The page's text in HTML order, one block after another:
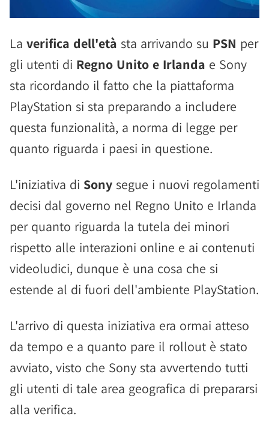
La verifica dell'età sta arrivando su PSN per
gli utenti di Regno Unito e Irlanda e Sony
sta ricordando il fatto che la piattaforma
PlayStation si sta preparando a includere
questa funzionalità, a norma di legge per
quanto riguarda i paesi in questione.
L'iniziativa di Sony segue i nuovi regolamenti
decisi dal governo nel Regno Unito e Irlanda
per quanto riguarda la tutela dei minori
rispetto alle interazioni online e ai contenuti
videoludici, dunque è una cosa che si
estende al di fuori dell'ambiente PlayStation.
L'arrivo di questa iniziativa era ormai atteso
da tempo e a quanto pare il rollout è stato
avviato, visto che Sony sta avvertendo tutti
gli utenti di tale area geografica di prepararsi
alla verifica.